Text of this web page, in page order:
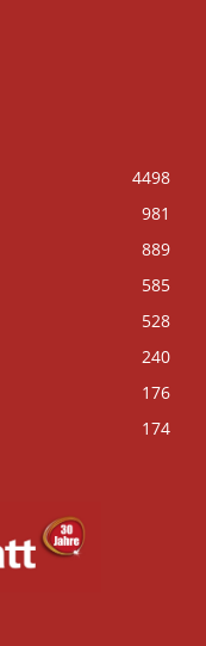
4498
981
889
585
528
240
176
174